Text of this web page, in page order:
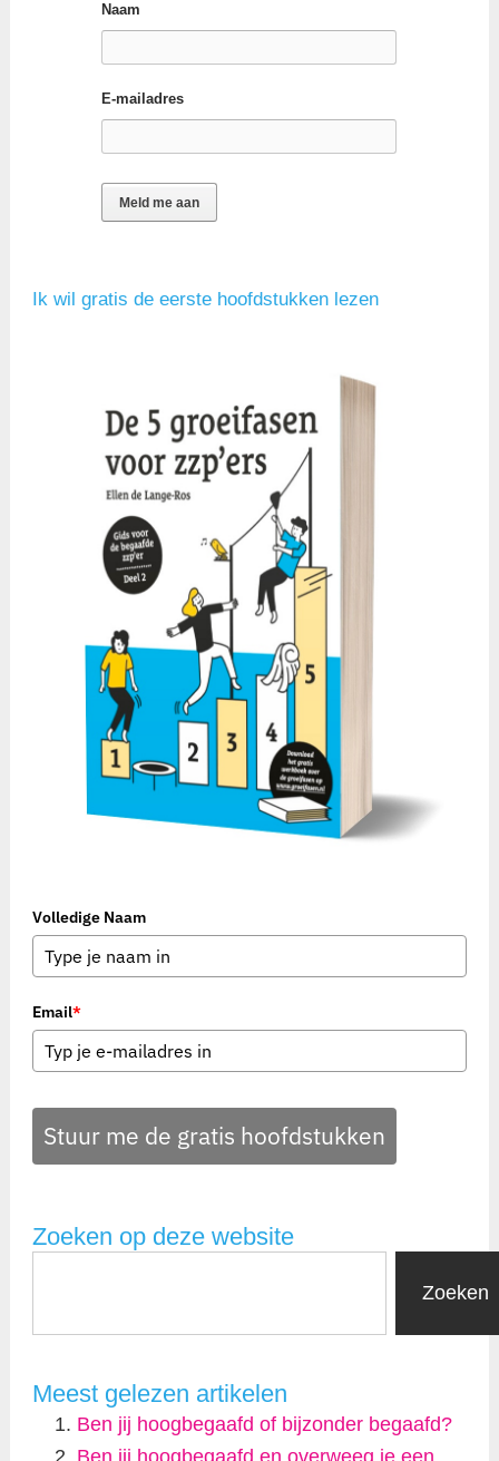
Naam
E-mailadres
Ik wil gratis de eerste hoofdstukken lezen
Volledige Naam
Email*
Stuur me de gratis hoofdstukken
Zoeken op deze website
Zoeken
Meest gelezen artikelen
Ben jij hoogbegaafd of bijzonder begaafd?